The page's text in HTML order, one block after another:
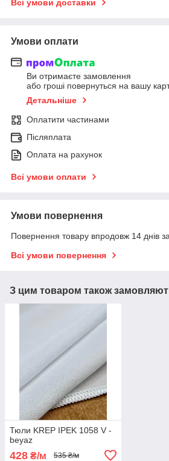
Всі умови доставки
Умови оплати
Ви отримаєте замовлення
або гроші повернуться на вашу
Детальніше
Оплатити частинами
Післяплата
Оплата на рахунок
Всі умови оплати
Умови повернення
Повернення товару впродовж 14 днів
Всі умови повернення
З цим товаром також
Тюли KREP IPEK 1058 V -
beyaz
428 ₴/м 535 ₴/м